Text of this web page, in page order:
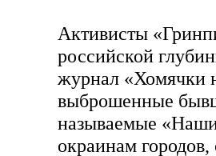
Активисты
российской
журнал «Хомячки
выброшенные
называемые
окраинам